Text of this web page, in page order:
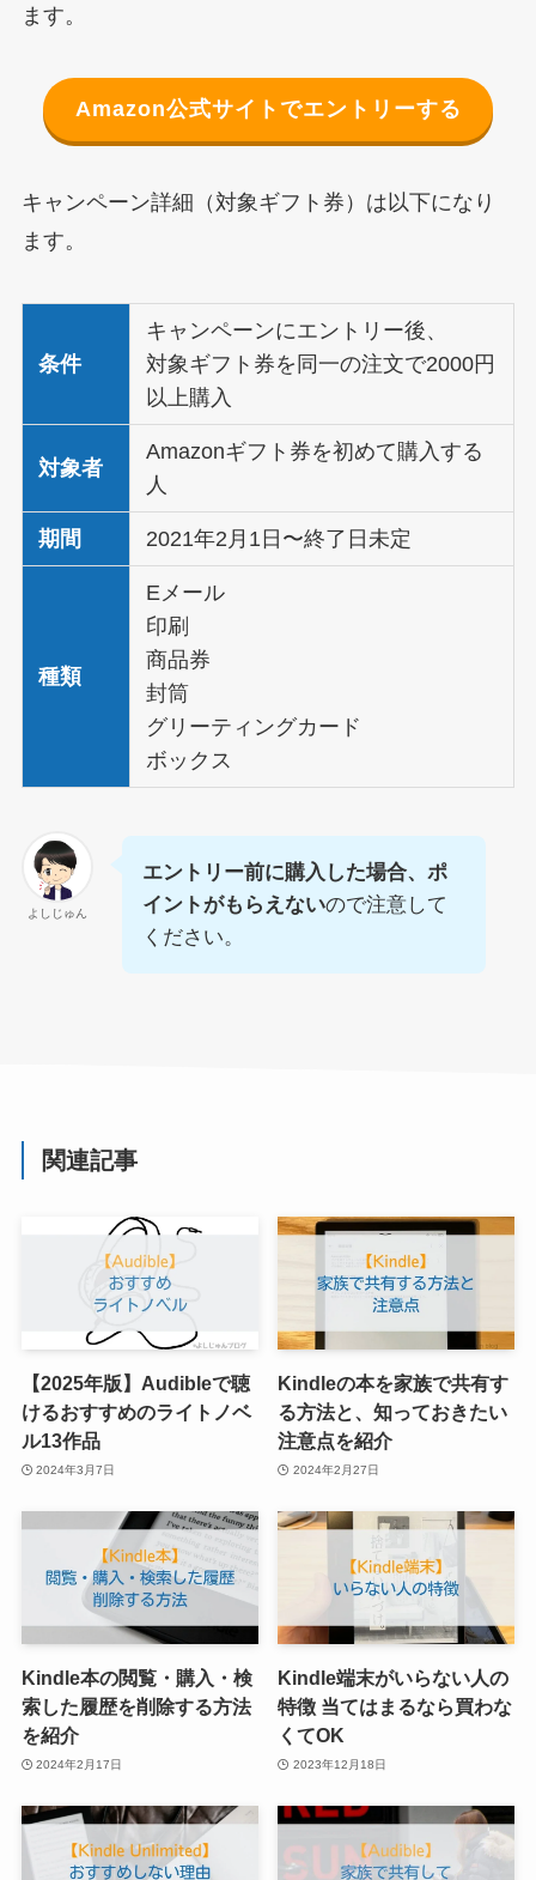
ます。
Amazon公式サイトでエントリーする
キャンペーン詳細（対象ギフト券）は以下になり
ます。
条件
キャンペーンにエントリー後、
対象ギフト券を同一の注文で2000円
以上購入
対象者
Amazonギフト券を初めて購入する
人
期間 2021年2月1日〜終了日未定
種類
Eメール
印刷
商品券
封筒
グリーティングカード
ボックス
よしじゅん
エントリー前に購入した場合、ポ
イントがもらえないので注意して
ください。
関連記事
【2025年版】Audibleで聴
けるおすすめのライトノベ
ル13作品
2024年3月7日
Kindleの本を家族で共有す
る方法と、知っておきたい
注意点を紹介
2024年2月27日
Kindle本の閲覧・購入・検
索した履歴を削除する方法
を紹介
2024年2月17日
Kindle端末がいらない人の
特徴 当てはまるなら買わな
くてOK
2023年12月18日